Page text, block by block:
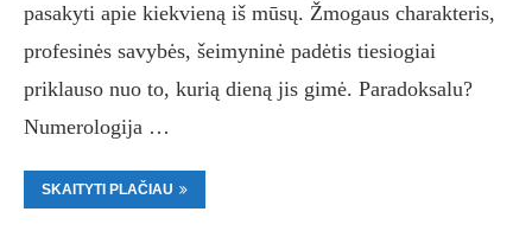
pasakyti apie kiekvieną iš mūsų. Žmogaus charakteris,
profesinės savybės, šeimyninė padėtis tiesiogiai
priklauso nuo to, kurią dieną jis gimė. Paradoksalu?
Numerologija …
SKAITYTI PLAČIAU